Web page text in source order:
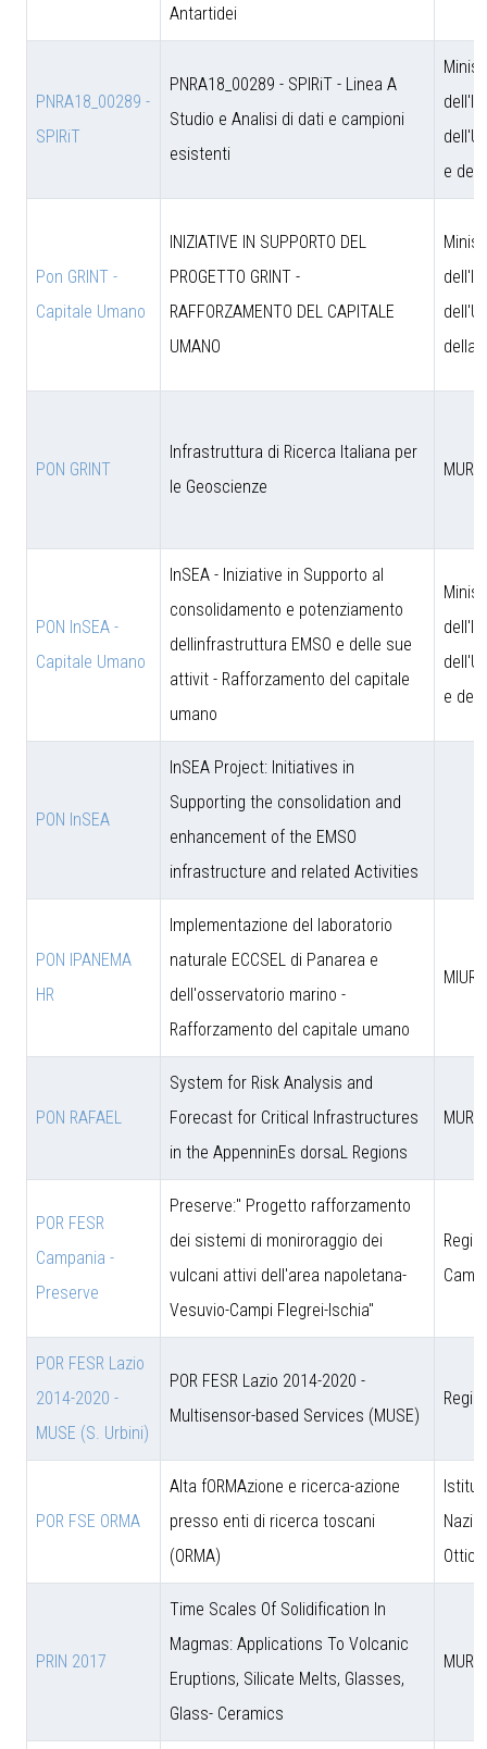
Antartidei
PNRA18_00289 -
SPIRiT
PNRA18_00289 - SPIRiT - Linea A
Studio e Analisi di dati e campioni
esistenti
e
Pon GRINT -
Capitale Umano
INIZIATIVE IN SUPPORTO DEL
PROGETTO GRINT -
RAFFORZAMENTO DEL CAPITALE
UMANO
della
PON GRINT
Infrastruttura di Ricerca Italiana per
le Geoscienze
MUR
PON InSEA -
Capitale Umano
InSEA - Iniziative in Supporto al
consolidamento e potenziamento
dellinfrastruttura EMSO e delle sue
attivit - Rafforzamento del capitale
umano
e
PON InSEA
InSEA Project: Initiatives in
Supporting the consolidation and
enhancement of the EMSO
infrastructure and related Activities
PON IPANEMA
HR
Implementazione del laboratorio
naturale ECCSEL di Panarea e
dell'osservatorio marino -
Rafforzamento del capitale umano
MIUR
PON RAFAEL
System for Risk Analysis and
Forecast for Critical Infrastructures
in the AppenninEs dorsaL Regions
MUR
POR FESR
Campania -
Preserve
Preserve:" Progetto rafforzamento
dei sistemi di moniroraggio dei
vulcani attivi dell'area napoletana-
Vesuvio-Campi Flegrei-Ischia"
POR FESR Lazio
2014-2020 -
MUSE (S. Urbini)
POR FESR Lazio 2014-2020 -
Multisensor-based Services (MUSE)
POR FSE ORMA
Alta fORMAzione e ricerca-azione
presso enti di ricerca toscani
(ORMA)
Ottica
PRIN 2017
Time Scales Of Solidification In
Magmas: Applications To Volcanic
Eruptions, Silicate Melts, Glasses,
Glass- Ceramics
MUR